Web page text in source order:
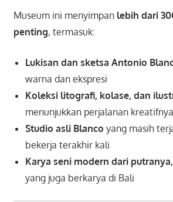
Museum ini menyimpan lebih dari
penting, termasuk:
Lukisan dan sketsa Antonio
warna dan ekspresi
Koleksi litografi, kolase, dan
menunjukkan perjalanan kreatifnya
Studio asli Blanco yang masih
bekerja terakhir kali
Karya seni modern dari
yang juga berkarya di Bali